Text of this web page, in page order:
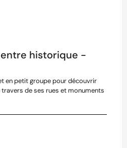
historique -
en petit groupe pour découvrir
de ses rues et monuments